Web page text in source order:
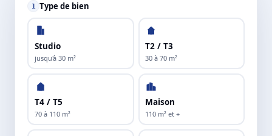
1 Type de bien
Studio
jusqu'à 30 m²
T2 / T3
30 à 70 m²
T4 / T5
70 à 110 m²
Maison
110 m² et +